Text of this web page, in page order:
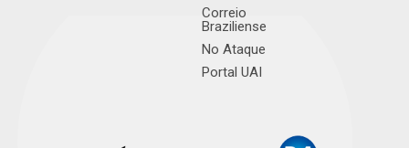
Correio
Braziliense
No Ataque
Portal UAI